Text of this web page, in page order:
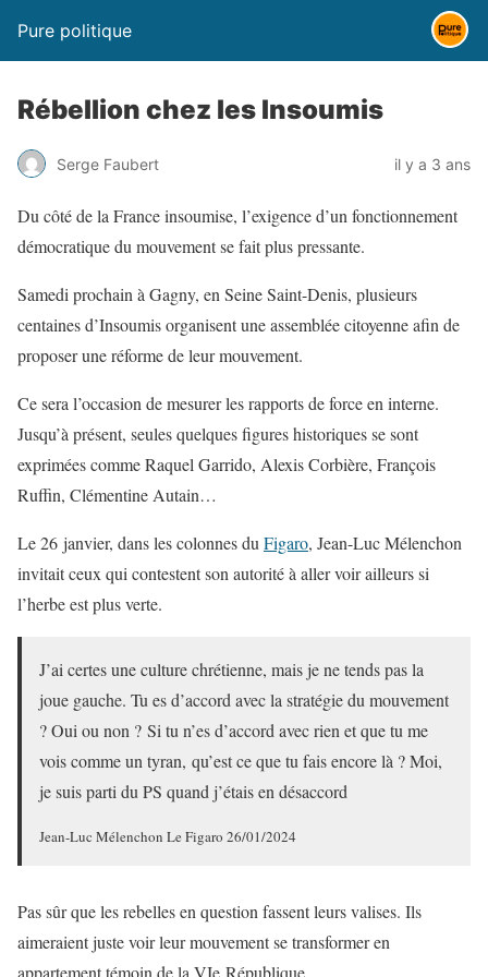
Pure politique
Rébellion chez les Insoumis
Serge Faubert il y a 3 ans
Du côté de la France insoumise, l’exigence d’un fonctionnement
démocratique du mouvement se fait plus pressante.
Samedi prochain à Gagny, en Seine Saint-Denis, plusieurs
centaines d’Insoumis organisent une assemblée citoyenne afin de
proposer une réforme de leur mouvement.
Ce sera l’occasion de mesurer les rapports de force en interne.
Jusqu’à présent, seules quelques figures historiques se sont
exprimées comme Raquel Garrido, Alexis Corbière, François
Ruffin, Clémentine Autain…
Le 26 janvier, dans les colonnes du Figaro, Jean-Luc Mélenchon
invitait ceux qui contestent son autorité à aller voir ailleurs si
l’herbe est plus verte.
J’ai certes une culture chrétienne, mais je ne tends pas la
joue gauche. Tu es d’accord avec la stratégie du mouvement
? Oui ou non ? Si tu n’es d’accord avec rien et que tu me
vois comme un tyran, qu’est ce que tu fais encore là ? Moi,
je suis parti du PS quand j’étais en désaccord
Jean-Luc Mélenchon Le Figaro 26/01/2024
Pas sûr que les rebelles en question fassent leurs valises. Ils
aimeraient juste voir leur mouvement se transformer en
appartement témoin de la VIe République.